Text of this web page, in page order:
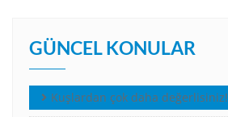
GÜNCEL KONULAR
Kuşlardan çok daha değerlisiniz!